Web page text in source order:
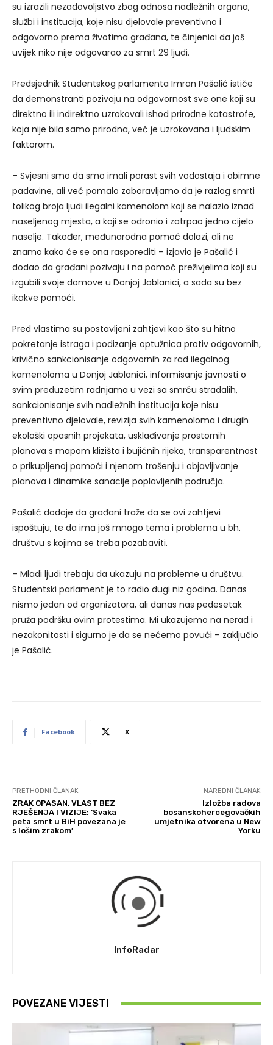
su izrazili nezadovoljstvo zbog odnosa nadležnih organa,
službi i institucija, koje nisu djelovale preventivno i
odgovorno prema životima građana, te činjenici da još
uvijek niko nije odgovarao za smrt 29 ljudi.
Predsjednik Studentskog parlamenta Imran Pašalić ističe
da demonstranti pozivaju na odgovornost sve one koji su
direktno ili indirektno uzrokovali ishod prirodne katastrofe,
koja nije bila samo prirodna, već je uzrokovana i ljudskim
faktorom.
– Svjesni smo da smo imali porast svih vodostaja i obimne
padavine, ali već pomalo zaboravljamo da je razlog smrti
tolikog broja ljudi ilegalni kamenolom koji se nalazio iznad
naseljenog mjesta, a koji se odronio i zatrpao jedno cijelo
naselje. Također, međunarodna pomoć dolazi, ali ne
znamo kako će se ona rasporediti – izjavio je Pašalić i
dodao da građani pozivaju i na pomoć preživjelima koji su
izgubili svoje domove u Donjoj Jablanici, a sada su bez
ikakve pomoći.
Pred vlastima su postavljeni zahtjevi kao što su hitno
pokretanje istraga i podizanje optužnica protiv odgovornih,
krivično sankcionisanje odgovornih za rad ilegalnog
kamenoloma u Donjoj Jablanici, informisanje javnosti o
svim preduzetim radnjama u vezi sa smrću stradalih,
sankcionisanje svih nadležnih institucija koje nisu
preventivno djelovale, revizija svih kamenoloma i drugih
ekološki opasnih projekata, usklađivanje prostornih
planova s mapom klizišta i bujičnih rijeka, transparentnost
o prikupljenoj pomoći i njenom trošenju i objavljivanje
planova i dinamike sanacije poplavljenih područja.
Pašalić dodaje da građani traže da se ovi zahtjevi
ispoštuju, te da ima još mnogo tema i problema u bh.
društvu s kojima se treba pozabaviti.
– Mladi ljudi trebaju da ukazuju na probleme u društvu.
Studentski parlament je to radio dugi niz godina. Danas
nismo jedan od organizatora, ali danas nas pedesetak
pruža podršku ovim protestima. Mi ukazujemo na nerad i
nezakonitosti i sigurno je da se nećemo povući – zaključio
je Pašalić.
Facebook X
PRETHODNI ČLANAK
ZRAK OPASAN, VLAST BEZ
RJEŠENJA I VIZIJE: ‘Svaka
peta smrt u BiH povezana je
s lošim zrakom’
NAREDNI ČLANAK
Izložba radova
bosanskohercegovačkih
umjetnika otvorena u New
Yorku
InfoRadar
POVEZANE VIJESTI